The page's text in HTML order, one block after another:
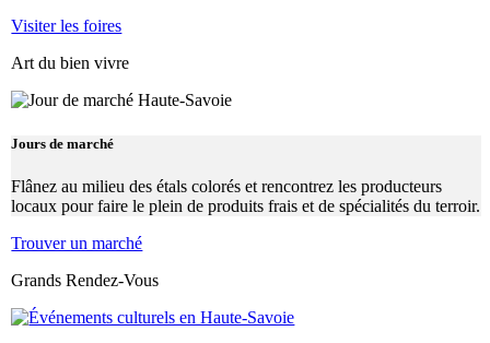
Visiter les foires
Art du bien vivre
Jours de marché
Flânez au milieu des étals colorés et rencontrez les producteurs
locaux pour faire le plein de produits frais et de spécialités du terroir.
Trouver un marché
Grands Rendez-Vous